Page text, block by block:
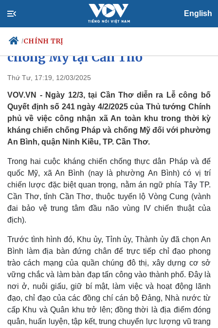
English
/CHÍNH TRỊ
Chính trị
Đảng
Tổ chức nhân sự
Quốc hội
Nhận diện sự thật
Xã hội
Tin 24h
Dự báo thời tiết
Giáo dục
Dấu ấn VOV
Việc làm
Biển đảo
Công nhận xã An toàn khu thời
kỳ kháng chiến chống Pháp và
chống Mỹ tại Cần Thơ
Thứ Tư, 17:19, 12/03/2025
VOV.VN - Ngày 12/3, tại Cần Thơ diễn ra Lễ công bố
Quyết định số 241 ngày 4/2/2025 của Thủ tướng Chính
phủ về việc công nhận xã An toàn khu trong thời kỳ
kháng chiến chống Pháp và chống Mỹ đối với phường
An Bình, quận Ninh Kiều, TP. Cần Thơ.
Trong hai cuộc kháng chiến chống thực dân Pháp và đế
quốc Mỹ, xã An Bình (nay là phường An Bình) có vị trí
chiến lược đặc biệt quan trọng, nằm án ngữ phía Tây TP.
Cần Thơ, tỉnh Cần Thơ, thuộc tuyến lộ Vòng Cung (vành
đai bảo vệ trung tâm đầu não vùng IV chiến thuật của
địch).
Trước tình hình đó, Khu ủy, Tỉnh ủy, Thành ủy đã chọn An
Bình làm địa bàn đứng chân để trực tiếp chỉ đạo phong
trào cách mạng của quần chúng đô thị, xây dựng cơ sở
vững chắc và làm bàn đạp tấn công vào thành phố. Đây là
nơi ở, nuôi giấu, giữ bí mật, làm việc và hoạt động lãnh
đạo, chỉ đạo của các đồng chí cán bộ Đảng, Nhà nước từ
cấp Khu và Quân khu trở lên; đồng thời là địa điểm đóng
quân, huấn luyện, tập kết, trung chuyển lực lượng vũ trang